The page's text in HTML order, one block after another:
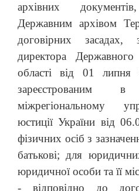
архівних
Державним архівом
договірних засадах,
директора Державного
області від 01
зареєстрованим в
міжрегіональному
юстиції України від
фізичних осіб з
батькові; для
юридичної особи та її
- відповідно до